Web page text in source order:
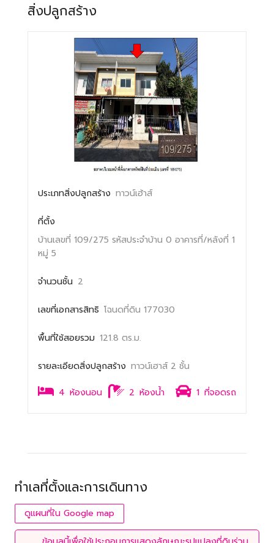
สิ่งปลูกสร้าง
ประเภทสิ่งปลูกสร้าง ทาวน์เฮ้าส์
ที่ตั้ง
บ้านเลขที่ 109/275 รหัสประจำบ้าน 0 อาคารที่/หลังที่ 1
หมู่ 5
จำนวนชั้น 2
เลขที่เอกสารสิทธิ โฉนดที่ดิน 177030
พื้นที่ใช้สอยรวม 121.8 ตร.ม.
รายละเอียดสิ่งปลูกสร้าง ทาวน์เฮาส์ 2 ชั้น
4 ห้องนอน 2 ห้องน้ำ 1 ที่จอดรถ
ทำเลที่ตั้งและการเดินทาง
ดูแผนที่ใน Google map